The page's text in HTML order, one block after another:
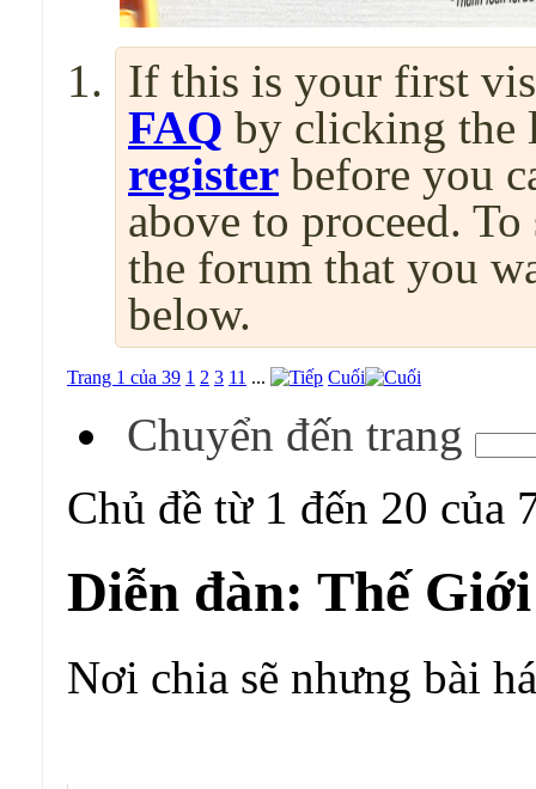
If this is your first
FAQ by clicking the
register before you
above to proceed.
the forum that you
below.
Trang 1 của 39 1 2 3 11 ... Cuối
Chuyển đến trang
Chủ đề từ 1 đến 20 của
Diễn đàn: Thế
Nơi chia sẽ nhưng bài